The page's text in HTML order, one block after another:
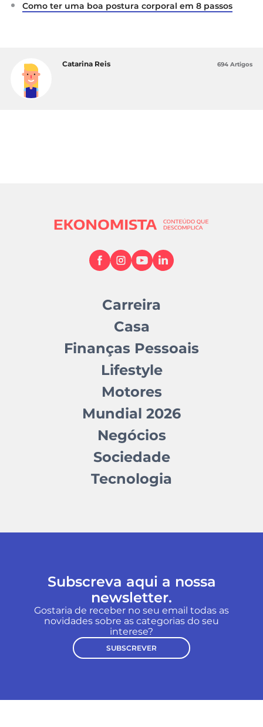
Como ter uma boa postura corporal em 8 passos
Catarina Reis 694 Artigos
Carreira
Casa
Finanças Pessoais
Lifestyle
Motores
Mundial 2026
Negócios
Sociedade
Tecnologia
Subscreva aqui a nossa
newsletter.
Gostaria de receber no seu email todas as
novidades sobre as categorias do seu
interese?
SUBSCREVER